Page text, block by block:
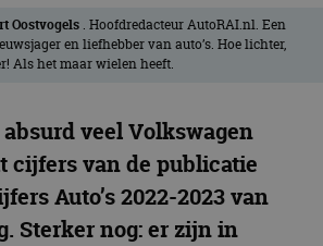
Oostvogels . Hoofdredacteur AutoRAI.nl. Een
en liefhebber van auto’s. Hoe lichter,
Als het maar wielen heeft.
veel Volkswagen
cijfers van de publicatie
Auto’s 2022-2023 van
Sterker nog: er zijn in